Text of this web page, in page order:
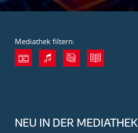
Mediathek filtern:
NEU IN DER MEDIATHEK